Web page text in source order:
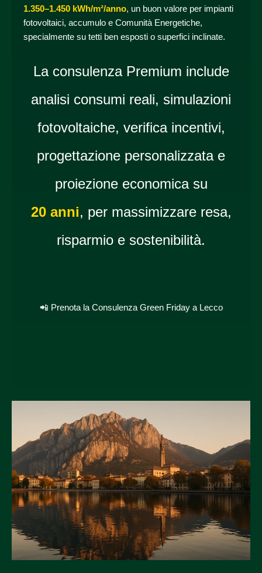
1.350–1.450 kWh/m²/anno, un buon valore per impianti
fotovoltaici, accumulo e Comunità Energetiche,
specialmente su tetti ben esposti o superfici inclinate.
La consulenza Premium include
analisi consumi reali, simulazioni
fotovoltaiche, verifica incentivi,
progettazione personalizzata e
proiezione economica su
20 anni, per massimizzare resa,
risparmio e sostenibilità.
📲 Prenota la Consulenza Green Friday a Lecco